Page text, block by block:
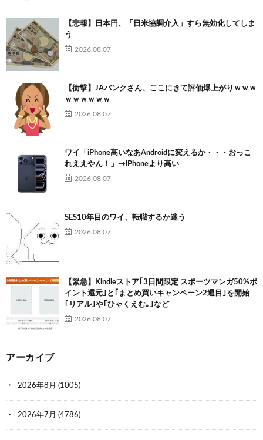
【悲報】日本円、「日米協調介入」すら無効化してしま
う
2026.08.07
【衝撃】JAバンクさん、ここにきて評価爆上がりｗｗｗ
ｗｗｗｗｗｗ
2026.08.07
ワイ「iPhone高いなあAndroidに変えるか・・・おっこ
れええやん！」→iPhoneより高い
2026.08.07
SES10年目のワイ、転職するか迷う
2026.08.07
【緊急】Kindleストア｢3日間限定 スポーツマンガ50%ポ
イント還元｣と｢まとめ買いキャンペーン2週目｣を開始
｢リアル｣や｢ひゃくえむ｡｣など
2026.08.07
アーカイブ
2026年8月 (1005)
2026年7月 (4786)